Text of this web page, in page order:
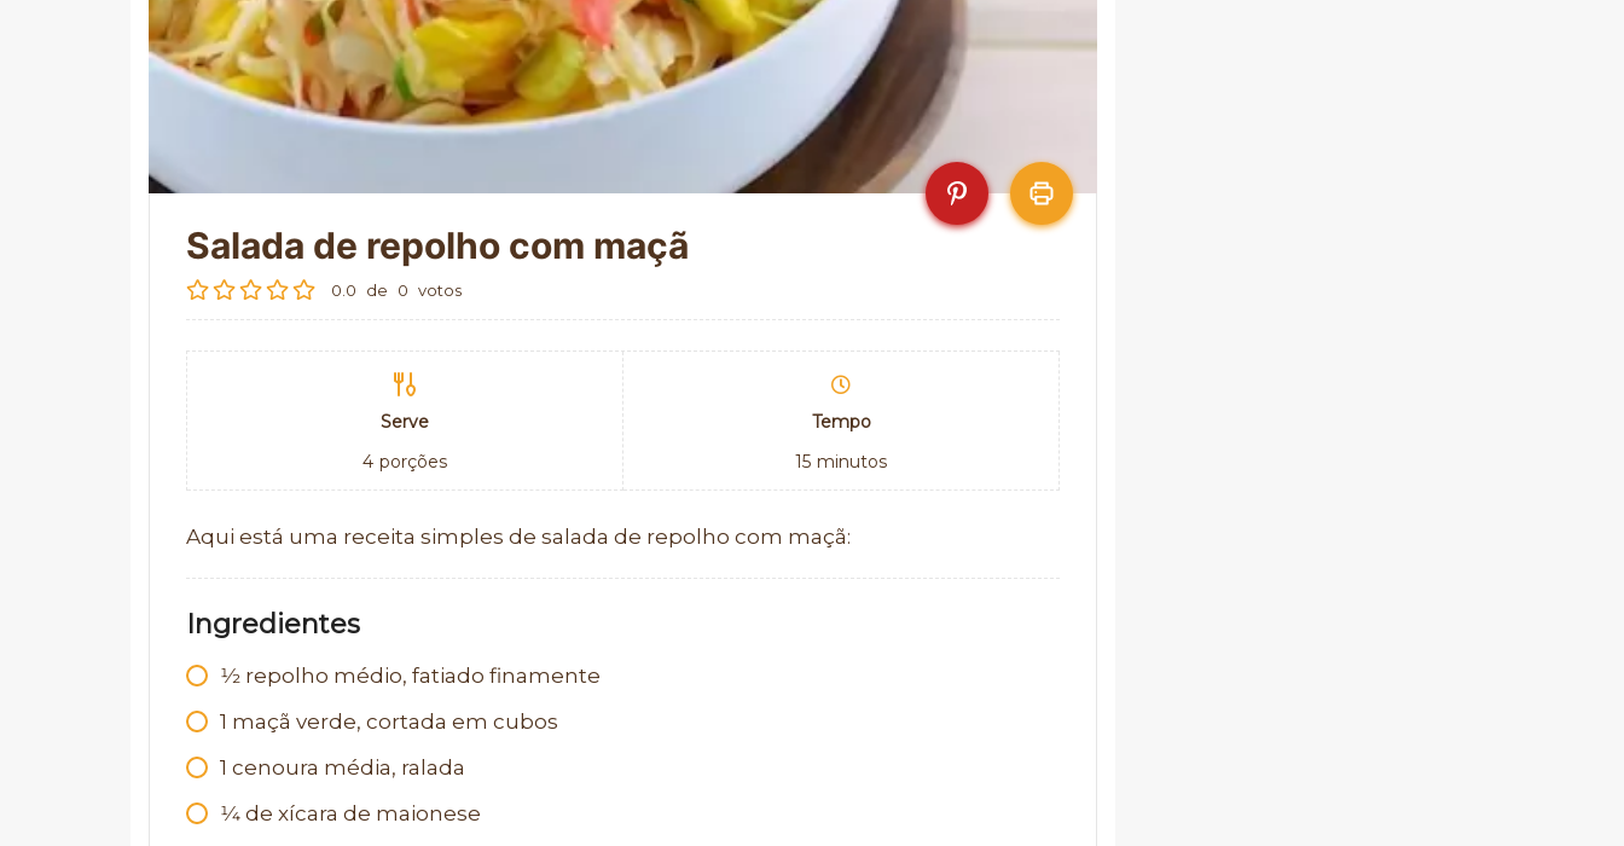
Salada de repolho com maçã
0.0 de 0 votos
Serve
4 porções
Tempo
15 minutos
Aqui está uma receita simples de salada de repolho com maçã:
Ingredientes
1⁄2 repolho médio, fatiado finamente
1 maçã verde, cortada em cubos
1 cenoura média, ralada
1⁄4 de xícara de maionese